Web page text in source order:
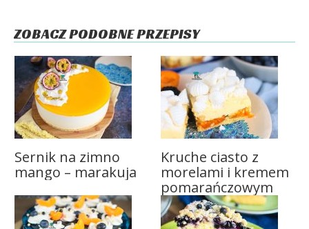
ZOBACZ PODOBNE PRZEPISY
Sernik na zimno
mango – marakuja
Kruche ciasto z
morelami i kremem
pomarańczowym